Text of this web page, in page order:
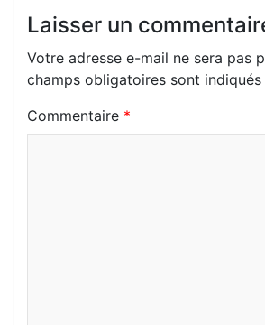
m
Laisser un
Votre adresse e-mail ne sera pas
champs obligatoires sont indiqués
Commentaire *